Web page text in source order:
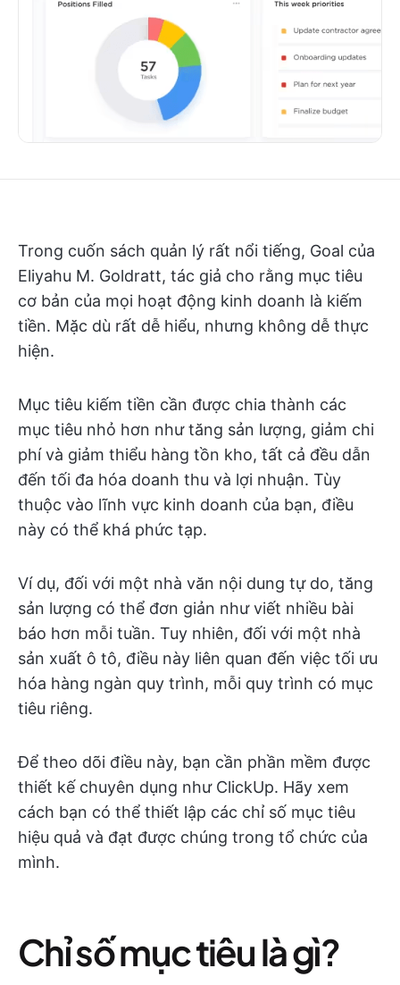
Trong cuốn sách quản lý rất nổi tiếng, Goal của
Eliyahu M. Goldratt, tác giả cho rằng mục tiêu
cơ bản của mọi hoạt động kinh doanh là kiếm
tiền. Mặc dù rất dễ hiểu, nhưng không dễ thực
hiện.
Mục tiêu kiếm tiền cần được chia thành các
mục tiêu nhỏ hơn như tăng sản lượng, giảm chi
phí và giảm thiểu hàng tồn kho, tất cả đều dẫn
đến tối đa hóa doanh thu và lợi nhuận. Tùy
thuộc vào lĩnh vực kinh doanh của bạn, điều
này có thể khá phức tạp.
Ví dụ, đối với một nhà văn nội dung tự do, tăng
sản lượng có thể đơn giản như viết nhiều bài
báo hơn mỗi tuần. Tuy nhiên, đối với một nhà
sản xuất ô tô, điều này liên quan đến việc tối ưu
hóa hàng ngàn quy trình, mỗi quy trình có mục
tiêu riêng.
Để theo dõi điều này, bạn cần phần mềm được
thiết kế chuyên dụng như ClickUp. Hãy xem
cách bạn có thể thiết lập các chỉ số mục tiêu
hiệu quả và đạt được chúng trong tổ chức của
mình.
Chỉ số mục tiêu là gì?